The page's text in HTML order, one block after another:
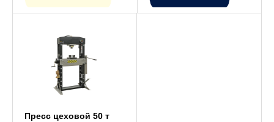
Пресс цеховой 50 т